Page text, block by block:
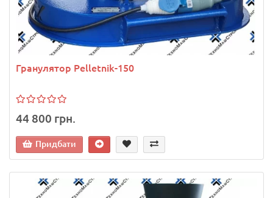
Гранулятор Pelletnik-150
44 800 грн.
Придбати